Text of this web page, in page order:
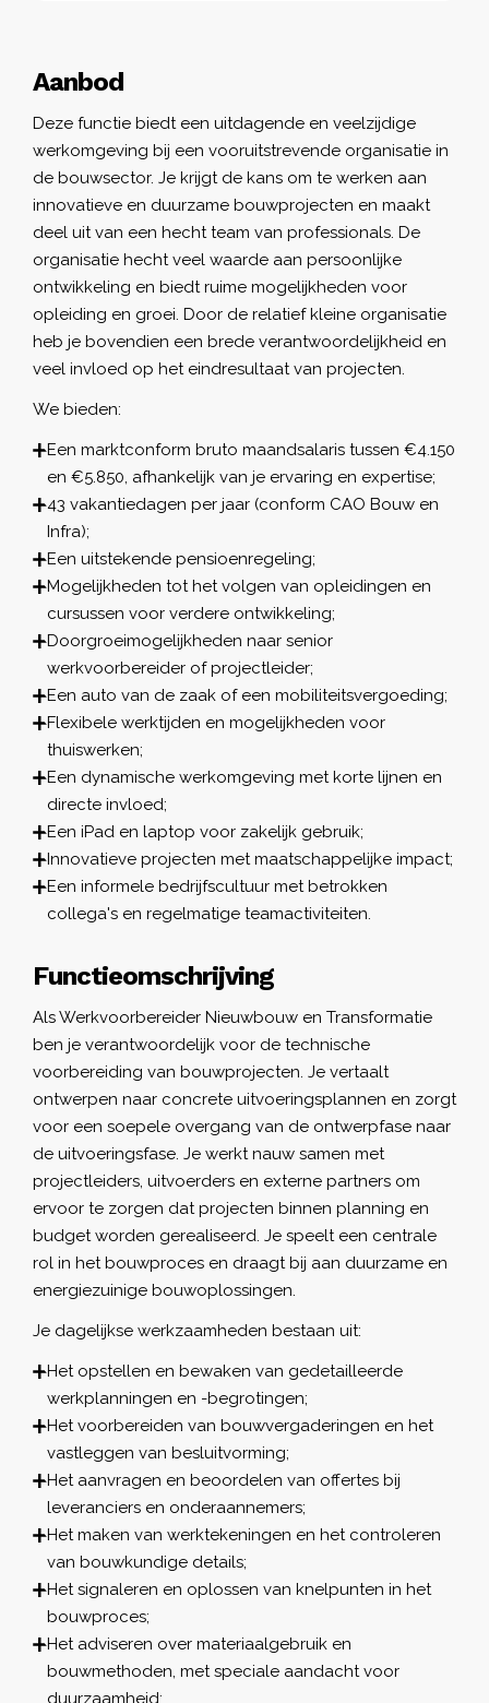
Aanbod
Deze functie biedt een uitdagende en veelzijdige
werkomgeving bij een vooruitstrevende organisatie in
de bouwsector. Je krijgt de kans om te werken aan
innovatieve en duurzame bouwprojecten en maakt
deel uit van een hecht team van professionals. De
organisatie hecht veel waarde aan persoonlijke
ontwikkeling en biedt ruime mogelijkheden voor
opleiding en groei. Door de relatief kleine organisatie
heb je bovendien een brede verantwoordelijkheid en
veel invloed op het eindresultaat van projecten.
We bieden:
Een marktconform bruto maandsalaris tussen €4.150
en €5.850, afhankelijk van je ervaring en expertise;
43 vakantiedagen per jaar (conform CAO Bouw en
Infra);
Een uitstekende pensioenregeling;
Mogelijkheden tot het volgen van opleidingen en
cursussen voor verdere ontwikkeling;
Doorgroeimogelijkheden naar senior
werkvoorbereider of projectleider;
Een auto van de zaak of een mobiliteitsvergoeding;
Flexibele werktijden en mogelijkheden voor
thuiswerken;
Een dynamische werkomgeving met korte lijnen en
directe invloed;
Een iPad en laptop voor zakelijk gebruik;
Innovatieve projecten met maatschappelijke impact;
Een informele bedrijfscultuur met betrokken
collega's en regelmatige teamactiviteiten.
Functieomschrijving
Als Werkvoorbereider Nieuwbouw en Transformatie
ben je verantwoordelijk voor de technische
voorbereiding van bouwprojecten. Je vertaalt
ontwerpen naar concrete uitvoeringsplannen en zorgt
voor een soepele overgang van de ontwerpfase naar
de uitvoeringsfase. Je werkt nauw samen met
projectleiders, uitvoerders en externe partners om
ervoor te zorgen dat projecten binnen planning en
budget worden gerealiseerd. Je speelt een centrale
rol in het bouwproces en draagt bij aan duurzame en
energiezuinige bouwoplossingen.
Je dagelijkse werkzaamheden bestaan uit:
Het opstellen en bewaken van gedetailleerde
werkplanningen en -begrotingen;
Het voorbereiden van bouwvergaderingen en het
vastleggen van besluitvorming;
Het aanvragen en beoordelen van offertes bij
leveranciers en onderaannemers;
Het maken van werktekeningen en het controleren
van bouwkundige details;
Het signaleren en oplossen van knelpunten in het
bouwproces;
Het adviseren over materiaalgebruik en
bouwmethoden, met speciale aandacht voor
duurzaamheid;